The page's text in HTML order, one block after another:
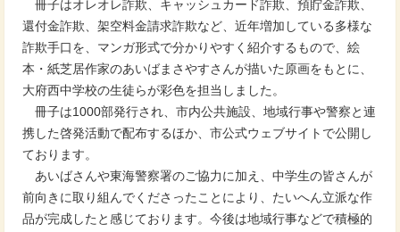
冊子はオレオレ詐欺、キャッシュカード詐欺、預貯金詐欺、
還付金詐欺、架空料金請求詐欺など、近年増加している多様な
詐欺手口を、マンガ形式で分かりやすく紹介するもので、絵
本・紙芝居作家のあいばまさやすさんが描いた原画をもとに、
大府西中学校の生徒らが彩色を担当しました。
冊子は1000部発行され、市内公共施設、地域行事や警察と連
携した啓発活動で配布するほか、市公式ウェブサイトで公開し
ております。
あいばさんや東海警察署のご協力に加え、中学生の皆さんが
前向きに取り組んでくださったことにより、たいへん立派な作
品が完成したと感じております。今後は地域行事などで積極的